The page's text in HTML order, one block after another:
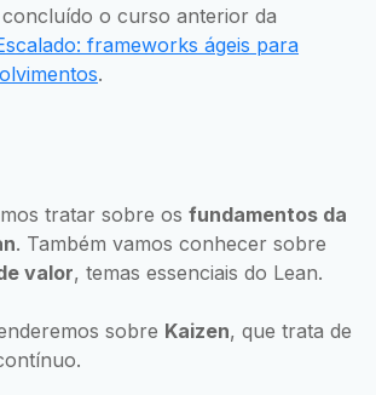
o curso anterior da
frameworks ágeis para
.
tratar sobre os fundamentos da
. Também vamos conhecer sobre
valor, temas essenciais do Lean.
sobre Kaizen, que trata de